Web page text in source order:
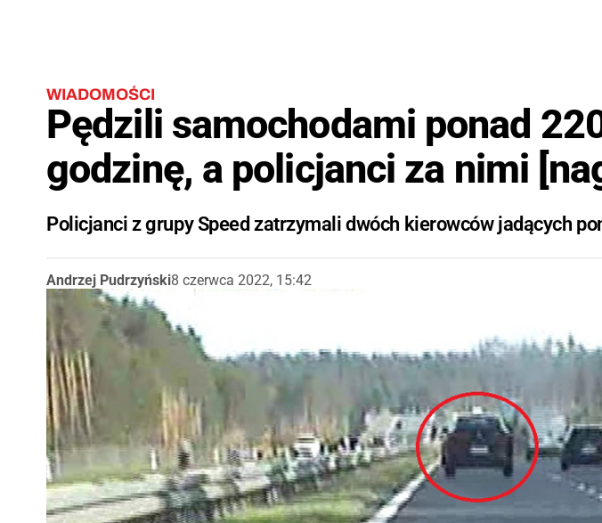
WIADOMOŚCI
Pędzili samochodami ponad
godzinę, a policjanci za nimi
Policjanci z grupy Speed zatrzymali dwóch kierowców jadących
Andrzej Pudrzyński8 czerwca 2022, 15:42